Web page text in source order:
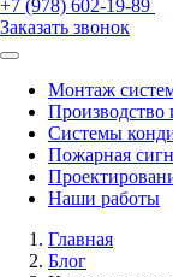
+7 (978) 602-19-89
Заказать звонок
Монтаж
Производство
Системы
Пожарная
Наши работы
Главная
Блог